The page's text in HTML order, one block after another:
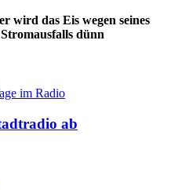
wird das Eis wegen seines
dünn
im Radio
ab